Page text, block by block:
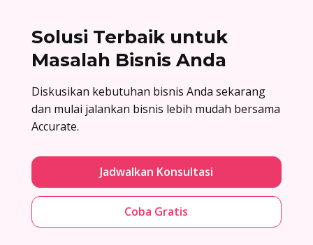
Solusi Terbaik untuk
Masalah Bisnis Anda
Diskusikan kebutuhan bisnis Anda sekarang
dan mulai jalankan bisnis lebih mudah bersama
Accurate.
Jadwalkan Konsultasi
Coba Gratis